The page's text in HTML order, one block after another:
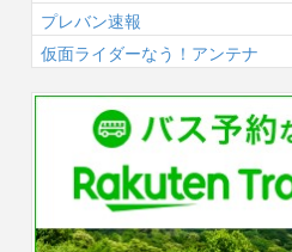
プレバン速報
仮面ライダーなう！アンテナ